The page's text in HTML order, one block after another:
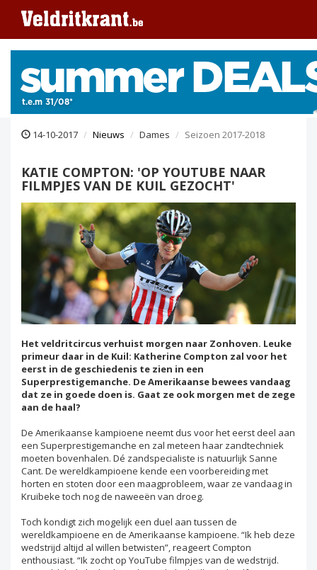
14-10-2017 Nieuws Dames Seizoen 2017-2018
KATIE COMPTON: 'OP YOUTUBE NAAR
FILMPJES VAN DE KUIL GEZOCHT'
Het veldritcircus verhuist morgen naar Zonhoven. Leuke
primeur daar in de Kuil: Katherine Compton zal voor het
eerst in de geschiedenis te zien in een
Superprestigemanche. De Amerikaanse bewees vandaag
dat ze in goede doen is. Gaat ze ook morgen met de zege
aan de haal?
De Amerikaanse kampioene neemt dus voor het eerst deel aan
een Superprestigemanche en zal meteen haar zandtechniek
moeten bovenhalen. Dé zandspecialiste is natuurlijk Sanne
Cant. De wereldkampioene kende een voorbereiding met
horten en stoten door een maagprobleem, waar ze vandaag in
Kruibeke toch nog de naweeën van droeg.
Toch kondigt zich mogelijk een duel aan tussen de
wereldkampioene en de Amerikaanse kampioene. “Ik heb deze
wedstrijd altijd al willen betwisten”, reageert Compton
enthousiast. “Ik zocht op YouTube filmpjes van de wedstrijd.